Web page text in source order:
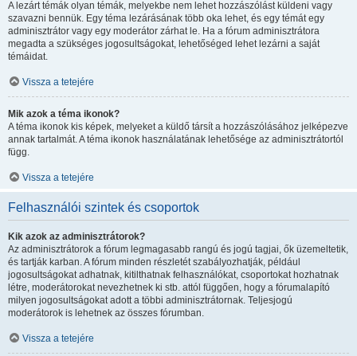
A lezárt témák olyan témák, melyekbe nem lehet hozzászólást küldeni vagy
szavazni bennük. Egy téma lezárásának több oka lehet, és egy témát egy
adminisztrátor vagy egy moderátor zárhat le. Ha a fórum adminisztrátora
megadta a szükséges jogosultságokat, lehetőséged lehet lezárni a saját
témáidat.
Vissza a tetejére
Mik azok a téma ikonok?
A téma ikonok kis képek, melyeket a küldő társít a hozzászólásához jelképezve
annak tartalmát. A téma ikonok használatának lehetősége az adminisztrátortól
függ.
Vissza a tetejére
Felhasználói szintek és csoportok
Kik azok az adminisztrátorok?
Az adminisztrátorok a fórum legmagasabb rangú és jogú tagjai, ők üzemeltetik,
és tartják karban. A fórum minden részletét szabályozhatják, például
jogosultságokat adhatnak, kitilthatnak felhasználókat, csoportokat hozhatnak
létre, moderátorokat nevezhetnek ki stb. attól függően, hogy a fórumalapító
milyen jogosultságokat adott a többi adminisztrátornak. Teljesjogú
moderátorok is lehetnek az összes fórumban.
Vissza a tetejére